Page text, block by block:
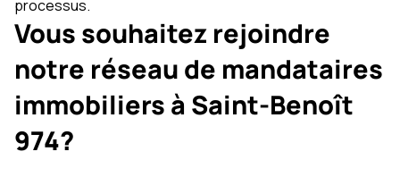
processus.
Vous souhaitez rejoindre
notre réseau de mandataires
immobiliers à Saint-Benoît
974?